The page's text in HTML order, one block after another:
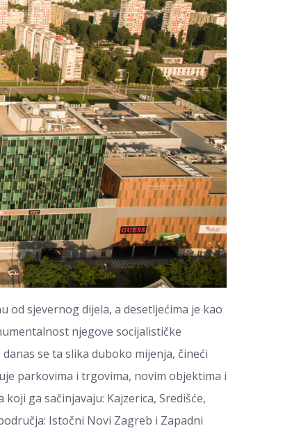
od sjevernog dijela, a desetljećima je kao
njegove socijalističke
se ta slika duboko mijenja, čineći
parkovima i trgovima, novim objektima i
ga sačinjavaju: Kajzerica, Središće,
Istočni Novi Zagreb i Zapadni